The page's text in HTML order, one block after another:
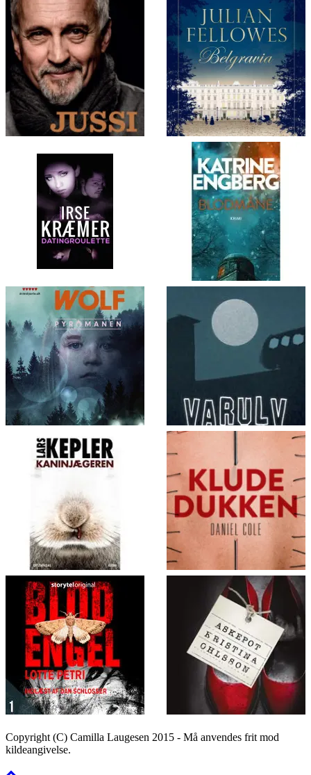
Copyright (C) Camilla Laugesen 2015 - Må anvendes frit mod
kildeangivelse.